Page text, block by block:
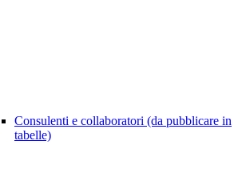
Consulenti e collaboratori (da pubblicare in
tabelle)